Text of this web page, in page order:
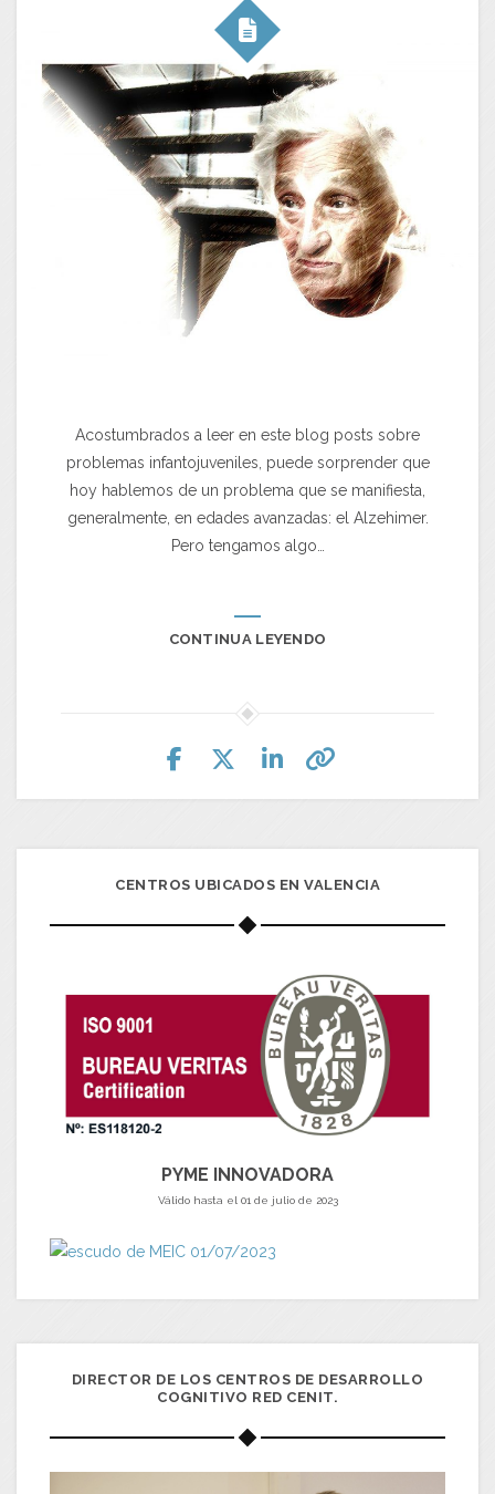
Acostumbrados a leer en este blog posts sobre
problemas infantojuveniles, puede sorprender que
hoy hablemos de un problema que se manifiesta,
generalmente, en edades avanzadas: el Alzehimer.
Pero tengamos algo…
CONTINUA LEYENDO
CENTROS UBICADOS EN VALENCIA
PYME INNOVADORA
Válido hasta el 01 de julio de 2023
DIRECTOR DE LOS CENTROS DE DESARROLLO
COGNITIVO RED CENIT.